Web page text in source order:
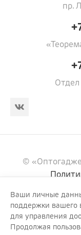
пр.
©
публичной
отличаться.
Ваши личные
поддержки вашего
для управления
Продолжая